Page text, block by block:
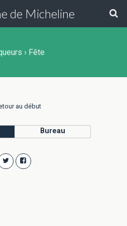
de Micheline
› Fête
au début
Bureau